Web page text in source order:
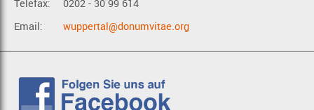
Telefax:
0202 - 30 99 614
Email:
wuppertal@donumvitae.org